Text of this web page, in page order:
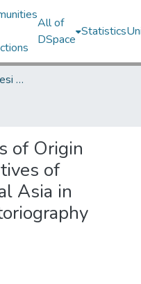
All of
DSpace
Statistics
Sanat ve Tasarım Fakültesi / Faculty of Art and Design
of Origin
of
Asia in